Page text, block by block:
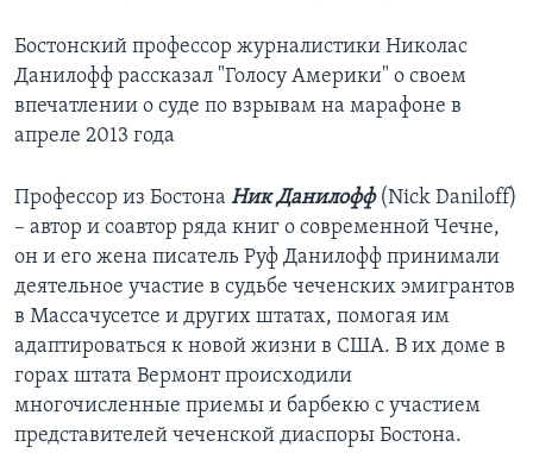
Бостонский профессор журналистики Николас
Данилофф рассказал "Голосу Америки" о своем
впечатлении о суде по взрывам на марафоне в
апреле 2013 года
Профессор из Бостона Ник Данилофф(Nick Daniloff)
– автор и соавтор ряда книг о современной Чечне,
он и его жена писатель Руф Данилофф принимали
деятельное участие в судьбе чеченских эмигрантов
в Массачусетсе и других штатах, помогая им
адаптироваться к новой жизни в США. В их доме в
горах штата Вермонт происходили
многочисленные приемы и барбекю с участием
представителей чеченской диаспоры Бостона.